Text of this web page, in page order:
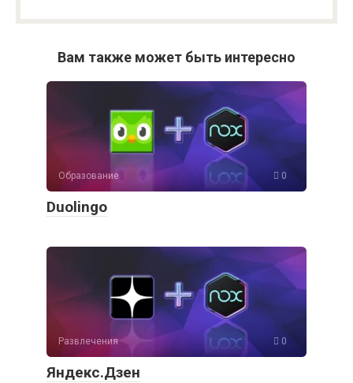
Вам также может быть интересно
Образование 0
Duolingo
Развлечения 0
Яндекс.Дзен